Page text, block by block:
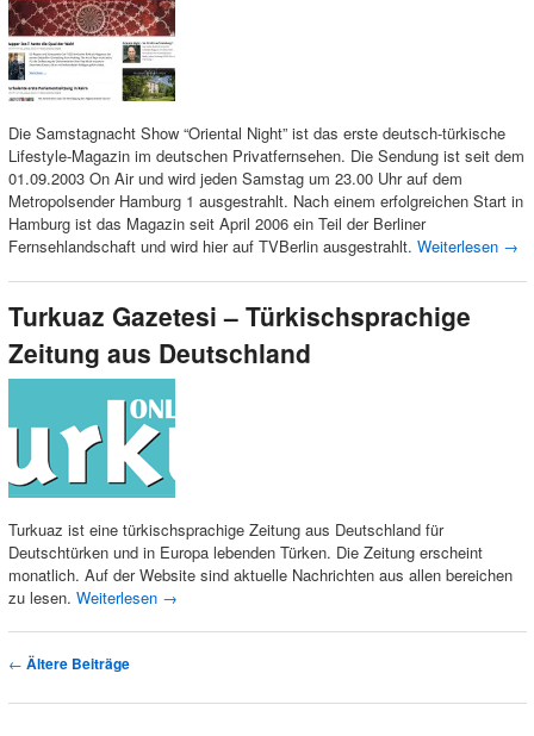
Die Samstagnacht Show “Oriental Night” ist das erste deutsch-türkische
Lifestyle-Magazin im deutschen Privatfernsehen. Die Sendung ist seit dem
01.09.2003 On Air und wird jeden Samstag um 23.00 Uhr auf dem
Metropolsender Hamburg 1 ausgestrahlt. Nach einem erfolgreichen Start in
Hamburg ist das Magazin seit April 2006 ein Teil der Berliner
Fernsehlandschaft und wird hier auf TVBerlin ausgestrahlt. Weiterlesen →
Turkuaz Gazetesi – Türkischsprachige
Zeitung aus Deutschland
Turkuaz ist eine türkischsprachige Zeitung aus Deutschland für
Deutschtürken und in Europa lebenden Türken. Die Zeitung erscheint
monatlich. Auf der Website sind aktuelle Nachrichten aus allen bereichen
zu lesen. Weiterlesen →
Artikelnavigation
← Ältere Beiträge